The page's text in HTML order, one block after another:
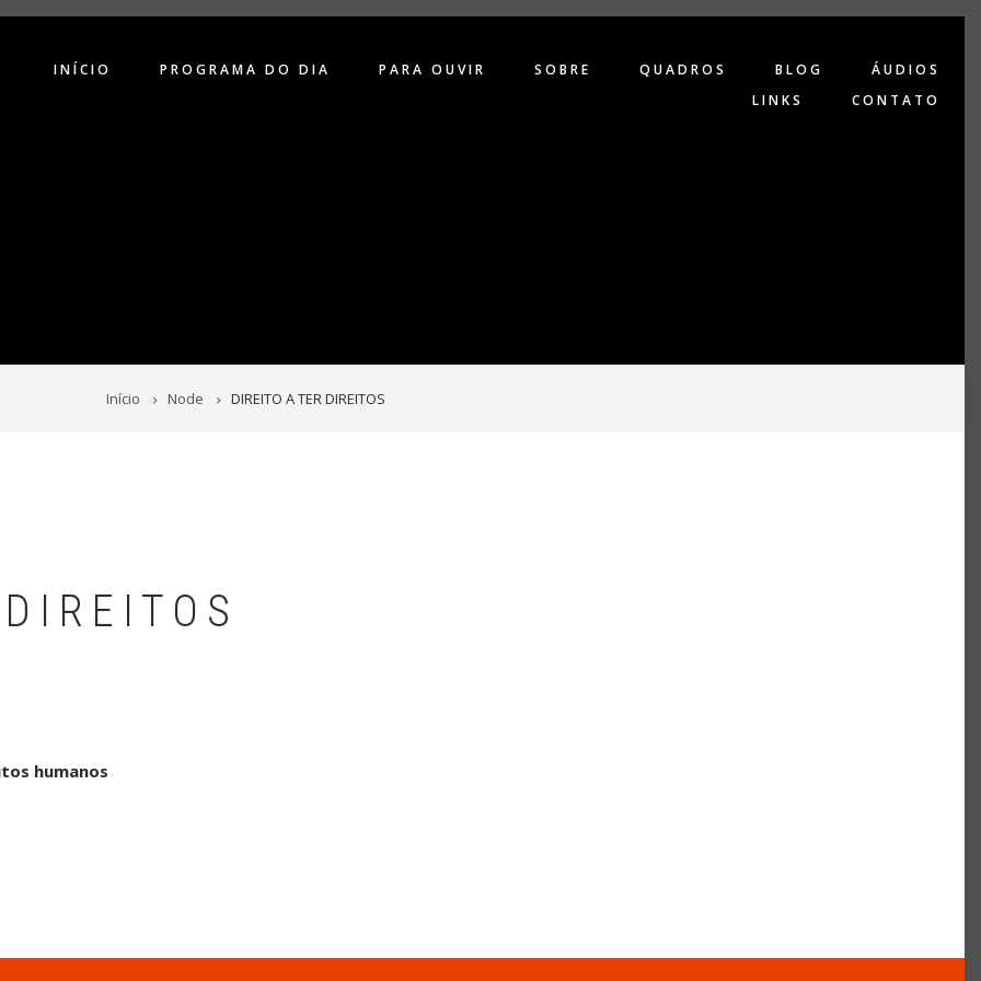
INÍCIO PROGRAMA DO DIA PARA OUVIR SOBRE QUADROS BLOG
ÁUDIOS
LINKS
CONTATO
Início Node DIREITO A TER DIREITOS
humanos